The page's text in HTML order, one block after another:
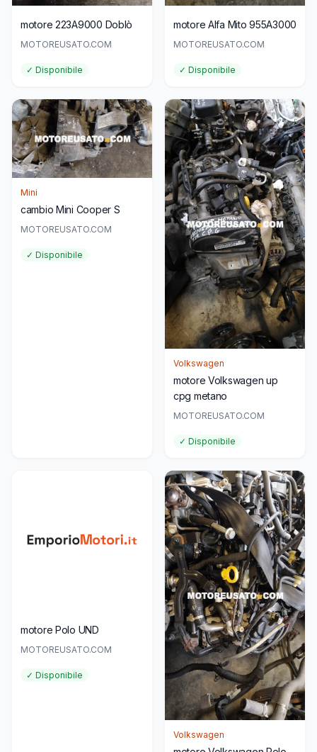
motore 223A9000 Doblò
MOTOREUSATO.COM
✓ Disponibile
motore Alfa Mito 955A3000
MOTOREUSATO.COM
✓ Disponibile
Mini
cambio Mini Cooper S
MOTOREUSATO.COM
✓ Disponibile
Volkswagen
motore Volkswagen up
cpg metano
MOTOREUSATO.COM
✓ Disponibile
motore Polo UND
MOTOREUSATO.COM
✓ Disponibile
Volkswagen